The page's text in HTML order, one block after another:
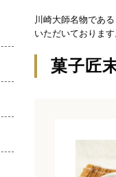
川崎大師名物であ
いただいております
菓子匠